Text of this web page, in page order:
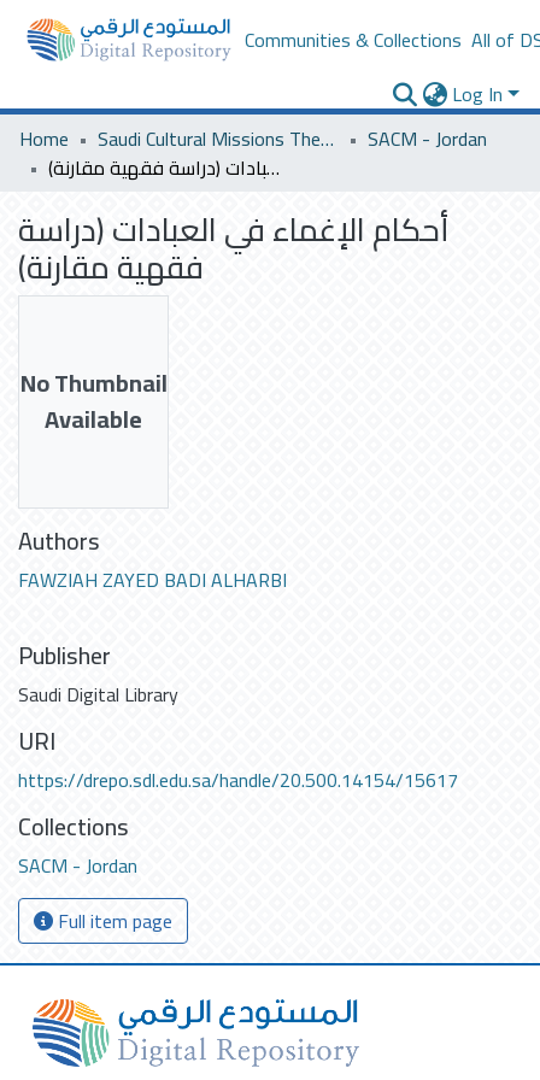
Communities & Collections All of
Log In
Home
Saudi Cultural Missions Theses & Dissertations
SACM - Jordan
أحكام الإغماء في العبادات (دراسة فقهية مقارنة)
أحكام الإغماء في العبادات (دراسة
فقهية مقارنة)
No Thumbnail
Available
Authors
FAWZIAH ZAYED BADI ALHARBI
Publisher
Saudi Digital Library
URI
https://drepo.sdl.edu.sa/handle/20.500.14154/15617
Collections
SACM - Jordan
Full item page